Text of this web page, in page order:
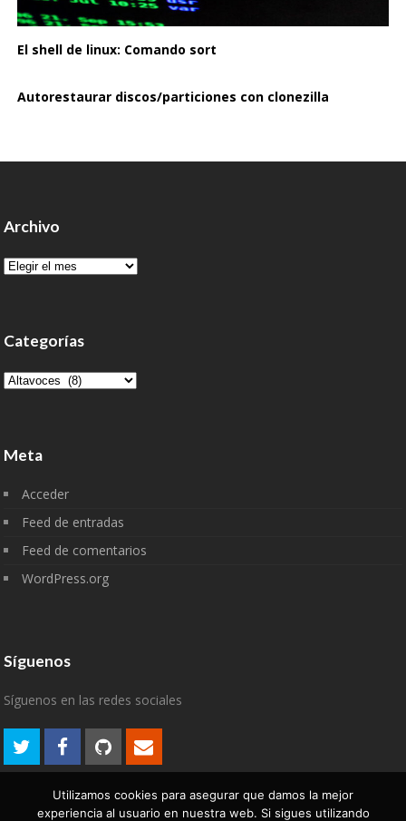
El shell de linux: Comando sort
Autorestaurar discos/particiones con clonezilla
Archivo
Archivo
Categorías
Categorías
Meta
Acceder
Feed de entradas
Feed de comentarios
WordPress.org
Síguenos
Síguenos en las redes sociales
Utilizamos cookies para asegurar que damos la mejor
experiencia al usuario en nuestra web. Si sigues utilizando